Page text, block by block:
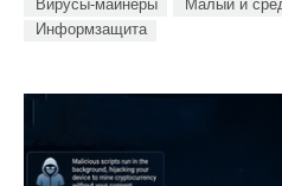
Вирусы-майнеры Малый и
Информзащита